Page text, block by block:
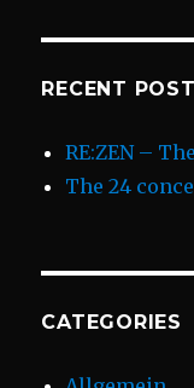
RECENT
RE:ZEN –
The 24
CATEGORIES